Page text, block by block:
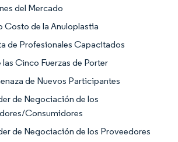
del Mercado
Costo de la Anuloplastia
de Profesionales Capacitados
las Cinco Fuerzas de Porter
de Nuevos Participantes
de Negociación de los
Consumidores
de Negociación de los Proveedores